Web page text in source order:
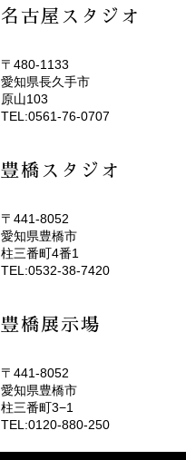
名古屋スタジオ
(EMOTOP名古屋)
〒480-1133
愛知県長久手市
原山103
TEL:0561-76-0707
豊橋スタジオ
(EMOTOP豊橋)
〒441-8052
愛知県豊橋市
柱三番町4番1
TEL:0532-38-7420
豊橋展示場
〒441-8052
愛知県豊橋市
柱三番町3−1
TEL:0120-880-250